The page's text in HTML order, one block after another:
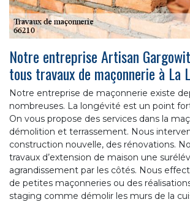
Notre entreprise Artisan
tous travaux de maçonnerie à La
Notre entreprise de maçonnerie existe
nombreuses. La longévité est un point
On vous propose des services dans la
démolition et terrassement. Nous
construction nouvelle, des rénovations.
travaux d’extension de maison une
agrandissement par les côtés. Nous
de petites maçonneries ou des
staging comme démolir les murs de la